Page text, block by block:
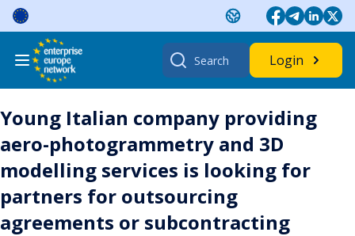
Skip
content
Search
for:
Login
Young Italian company providing
aero-photogrammetry and 3D
modelling services is looking for
partners for outsourcing
agreements or subcontracting